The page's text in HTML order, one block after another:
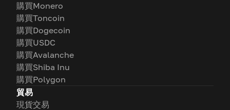
購買Monero
購買Toncoin
購買Dogecoin
購買USDC
購買Avalanche
購買Shiba Inu
購買Polygon
貿易
現貨交易